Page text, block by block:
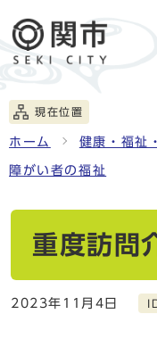
現在位置
ホーム 健康・福祉
障がい者の福祉
重度訪問
2023年11月4日